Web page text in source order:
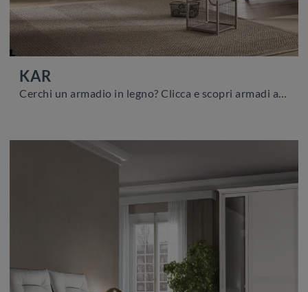
KAR
Cerchi un armadio in legno? Clicca e scopri armadi a muro con ante battenti di Scandola.